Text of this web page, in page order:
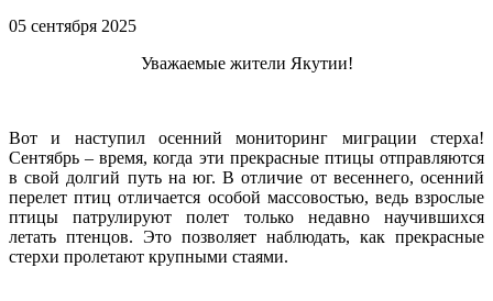
05 сентября 2025
Уважаемые жители Якутии!
Вот и наступил осенний мониторинг миграции стерха!
Сентябрь – время, когда эти прекрасные птицы отправляются
в свой долгий путь на юг. В отличие от весеннего, осенний
перелет птиц отличается особой массовостью, ведь взрослые
птицы патрулируют полет только недавно научившихся
летать птенцов. Это позволяет наблюдать, как прекрасные
стерхи пролетают крупными стаями.